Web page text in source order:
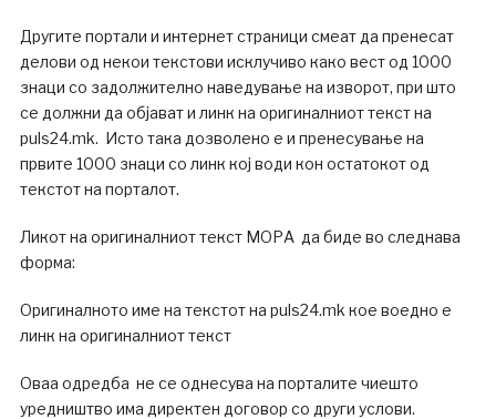
Другите портали и интернет страници смеат да пренесат
делови од некои текстови исклучиво како вест од 1000
знаци со задолжително наведување на изворот, при што
се должни да објават и линк на оригиналниот текст на
puls24.mk. Исто така дозволено е и пренесување на
првите 1000 знаци со линк кој води кон остатокот од
текстот на порталот.
Ликот на оригиналниот текст МОРА да биде во следнава
форма:
Оригиналното име на текстот на puls24.mk кое воедно е
линк на оригиналниот текст
Оваа одредба не се однесува на порталите чиешто
уредништво има директен договор со други услови.